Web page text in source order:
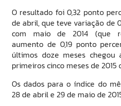
O resultado foi 0,32 ponto
de abril, que teve variação de
com maio de 2014 (que
aumento de 0,19 ponto
últimos doze meses chegou
primeiros cinco meses de 2015
Os dados para o índice do
28 de abril e 29 de maio de